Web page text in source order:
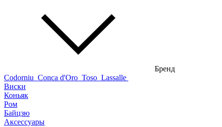
Бренд
Codorniu Conca d'Oro Toso Lassalle
Виски
Коньяк
Ром
Байцзю
Аксессуары